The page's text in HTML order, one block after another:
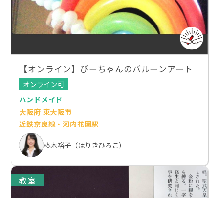
【オンライン】ぴーちゃんのバルーンアート
オンライン可
ハンドメイド
大阪府 東大阪市
近鉄奈良線・河内花園駅
榛木裕子（はりきひろこ）
教室